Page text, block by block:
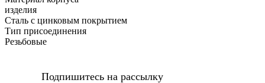
изделия
Сталь с цинковым покрытием
Тип присоединения
Резьбовые
Подпишитесь на рассылку